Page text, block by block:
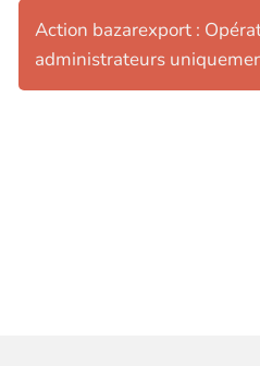
Action bazarexport :
administrateurs